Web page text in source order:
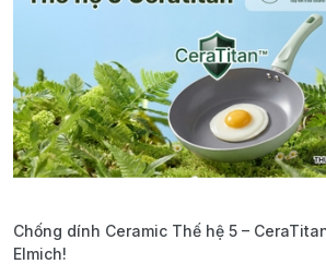
Chống dính Ceramic Thế hệ 5 –
Elmich!